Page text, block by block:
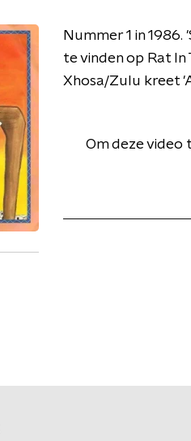
Nummer 1 in
te vinden op Rat
Xhosa/Zulu kreet
Om deze video